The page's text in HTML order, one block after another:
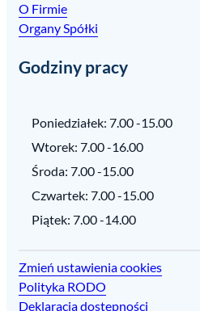
O Firmie
Organy Spółki
Godziny pracy
Poniedziałek: 7.00 -15.00
Wtorek: 7.00 -16.00
Środa: 7.00 -15.00
Czwartek: 7.00 -15.00
Piątek: 7.00 -14.00
Zmień ustawienia cookies
Polityka RODO
Deklaracja dostępności